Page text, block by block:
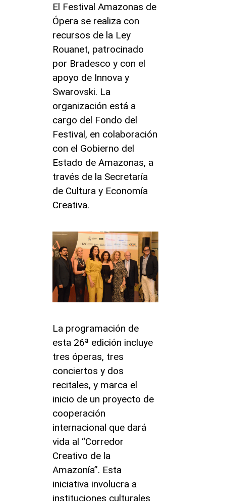
El Festival Amazonas de
Ópera se realiza con
recursos de la Ley
Rouanet, patrocinado
por Bradesco y con el
apoyo de Innova y
Swarovski. La
organización está a
cargo del Fondo del
Festival, en colaboración
con el Gobierno del
Estado de Amazonas, a
través de la Secretaría
de Cultura y Economía
Creativa.
La programación de
esta 26ª edición incluye
tres óperas, tres
conciertos y dos
recitales, y marca el
inicio de un proyecto de
cooperación
internacional que dará
vida al “Corredor
Creativo de la
Amazonía”. Esta
iniciativa involucra a
instituciones culturales